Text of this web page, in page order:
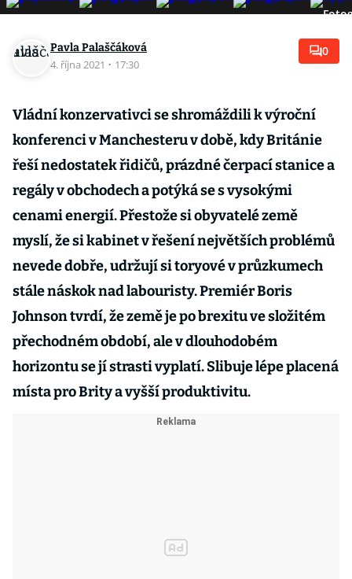
Pavla Palaščáková
4. října 2021 · 17:30
0
Vládní konzervativci se shromáždili k výroční
konferenci v Manchesteru v době, kdy Británie
řeší nedostatek řidičů, prázdné čerpací stanice a
regály v obchodech a potýká se s vysokými
cenami energií. Přestože si obyvatelé země
myslí, že si kabinet v řešení největších problémů
nevede dobře, udržují si toryové v průzkumech
stále náskok nad labouristy. Premiér Boris
Johnson tvrdí, že země je po brexitu ve složitém
přechodném období, ale v dlouhodobém
horizontu se jí strasti vyplatí. Slibuje lépe placená
místa pro Brity a vyšší produktivitu.